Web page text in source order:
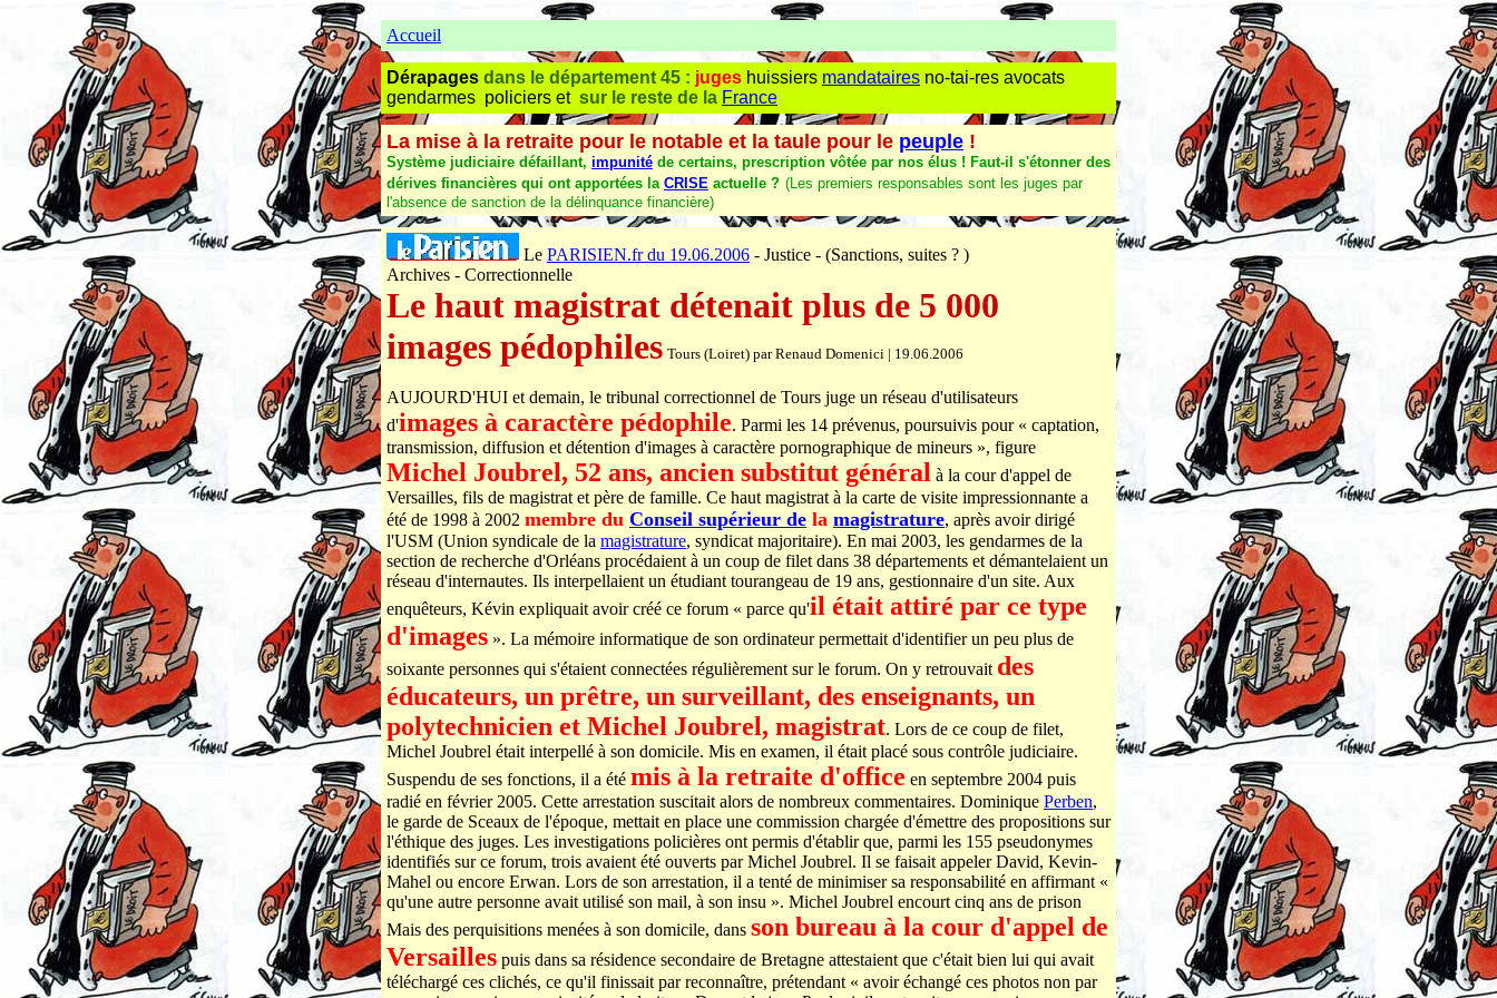
Accueil
Dérapages dans le département 45 : juges huissiers mandataires no-tai-res avocats
gendarmes policiers et sur le reste de la France
La mise à la retraite pour le notable et la taule pour le peuple !
Système judiciaire défaillant, impunité de certains, prescription vôtée par nos élus ! Faut-il s'étonner des
dérives financières qui ont apportées la CRISE actuelle ? (Les premiers responsables sont les juges par
l'absence de sanction de la délinquance financière)
Le PARISIEN.fr du 19.06.2006 - Justice - (Sanctions, suites ? )
Archives - Correctionnelle
Le haut magistrat détenait plus de 5 000
images pédophiles Tours (Loiret) par Renaud Domenici | 19.06.2006
AUJOURD'HUI et demain, le tribunal correctionnel de Tours juge un réseau d'utilisateurs
d'images à caractère pédophile. Parmi les 14 prévenus, poursuivis pour « captation,
transmission, diffusion et détention d'images à caractère pornographique de mineurs », figure
Michel Joubrel, 52 ans, ancien substitut général à la cour d'appel de
Versailles, fils de magistrat et père de famille. Ce haut magistrat à la carte de visite impressionnante a
été de 1998 à 2002 membre du Conseil supérieur de la magistrature, après avoir dirigé
l'USM (Union syndicale de la magistrature, syndicat majoritaire). En mai 2003, les gendarmes de la
section de recherche d'Orléans procédaient à un coup de filet dans 38 départements et démantelaient un
réseau d'internautes. Ils interpellaient un étudiant tourangeau de 19 ans, gestionnaire d'un site. Aux
enquêteurs, Kévin expliquait avoir créé ce forum « parce qu'il était attiré par ce type
d'images ». La mémoire informatique de son ordinateur permettait d'identifier un peu plus de
soixante personnes qui s'étaient connectées régulièrement sur le forum. On y retrouvait des
éducateurs, un prêtre, un surveillant, des enseignants, un
polytechnicien et Michel Joubrel, magistrat. Lors de ce coup de filet,
Michel Joubrel était interpellé à son domicile. Mis en examen, il était placé sous contrôle judiciaire.
Suspendu de ses fonctions, il a été mis à la retraite d'office en septembre 2004 puis
radié en février 2005. Cette arrestation suscitait alors de nombreux commentaires. Dominique Perben,
le garde de Sceaux de l'époque, mettait en place une commission chargée d'émettre des propositions sur
l'éthique des juges. Les investigations policières ont permis d'établir que, parmi les 155 pseudonymes
identifiés sur ce forum, trois avaient été ouverts par Michel Joubrel. Il se faisait appeler David, Kevin-
Mahel ou encore Erwan. Lors de son arrestation, il a tenté de minimiser sa responsabilité en affirmant «
qu'une autre personne avait utilisé son mail, à son insu ». Michel Joubrel encourt cinq ans de prison
Mais des perquisitions menées à son domicile, dans son bureau à la cour d'appel de
Versailles puis dans sa résidence secondaire de Bretagne attestaient que c'était bien lui qui avait
téléchargé ces clichés, ce qu'il finissait par reconnaître, prétendant « avoir échangé ces photos non par